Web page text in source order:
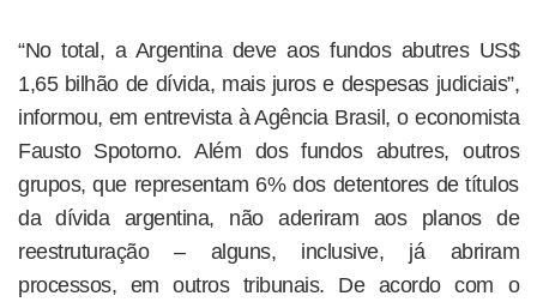
“No total, a Argentina deve aos fundos abutres US$
1,65 bilhão de dívida, mais juros e despesas judiciais”,
informou, em entrevista à Agência Brasil, o economista
Fausto Spotorno. Além dos fundos abutres, outros
grupos, que representam 6% dos detentores de títulos
da dívida argentina, não aderiram aos planos de
reestruturação – alguns, inclusive, já abriram
processos, em outros tribunais. De acordo com o